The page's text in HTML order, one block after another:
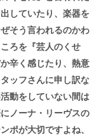
していたり、楽器を
そう言われるのかわ
ろを『芸人のくせ
辛く感じたり、熱意
ッフさんに申し訳な
動をしていない間は
ノーナ・リーヴスの
ポが大切ですよね、